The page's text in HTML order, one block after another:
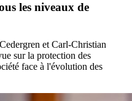
les niveaux de
et Carl-Christian
sur la protection des
face à l'évolution des